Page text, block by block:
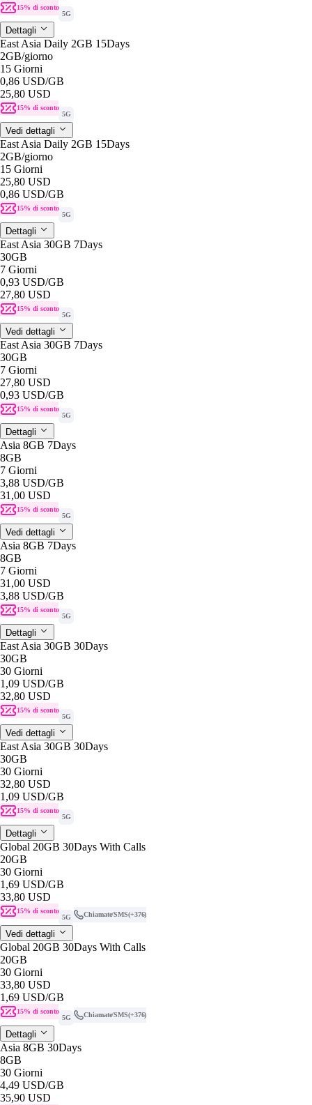
15% di sconto
5G
Dettagli
East Asia Daily 2GB 15Days
2GB/giorno
15 Giorni
0,86 USD/GB
25,80 USD
15% di sconto
5G
Vedi dettagli
East Asia Daily 2GB 15Days
2GB/giorno
15 Giorni
25,80 USD
0,86 USD/GB
15% di sconto
5G
Dettagli
East Asia 30GB 7Days
30GB
7 Giorni
0,93 USD/GB
27,80 USD
15% di sconto
5G
Vedi dettagli
East Asia 30GB 7Days
30GB
7 Giorni
27,80 USD
0,93 USD/GB
15% di sconto
5G
Dettagli
Asia 8GB 7Days
8GB
7 Giorni
3,88 USD/GB
31,00 USD
15% di sconto
5G
Vedi dettagli
Asia 8GB 7Days
8GB
7 Giorni
31,00 USD
3,88 USD/GB
15% di sconto
5G
Dettagli
East Asia 30GB 30Days
30GB
30 Giorni
1,09 USD/GB
32,80 USD
15% di sconto
5G
Vedi dettagli
East Asia 30GB 30Days
30GB
30 Giorni
32,80 USD
1,09 USD/GB
15% di sconto
5G
Dettagli
Global 20GB 30Days With Calls
20GB
30 Giorni
1,69 USD/GB
33,80 USD
15% di sconto
5G
Chiamate/SMS(+376)
Vedi dettagli
Global 20GB 30Days With Calls
20GB
30 Giorni
33,80 USD
1,69 USD/GB
15% di sconto
5G
Chiamate/SMS(+376)
Dettagli
Asia 8GB 30Days
8GB
30 Giorni
4,49 USD/GB
35,90 USD